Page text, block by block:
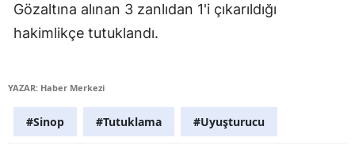
Giresun
Hatay
Isparta
Gözaltına alınan 3 zanlıdan 1'i çıkarıldığı
hakimlikçe tutuklandı.
YAZAR: Haber Merkezi
#Sinop #Tutuklama #Uyuşturucu